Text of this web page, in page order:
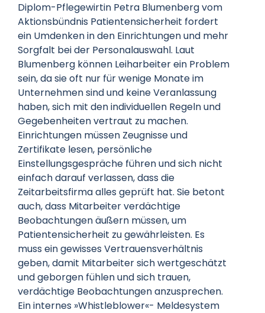
Diplom-Pflegewirtin Petra Blumenberg vom
Aktionsbündnis Patientensicherheit fordert
ein Umdenken in den Einrichtungen und mehr
Sorgfalt bei der Personalauswahl. Laut
Blumenberg können Leiharbeiter ein Problem
sein, da sie oft nur für wenige Monate im
Unternehmen sind und keine Veranlassung
haben, sich mit den individuellen Regeln und
Gegebenheiten vertraut zu machen.
Einrichtungen müssen Zeugnisse und
Zertifikate lesen, persönliche
Einstellungsgespräche führen und sich nicht
einfach darauf verlassen, dass die
Zeitarbeitsfirma alles geprüft hat. Sie betont
auch, dass Mitarbeiter verdächtige
Beobachtungen äußern müssen, um
Patientensicherheit zu gewährleisten. Es
muss ein gewisses Vertrauensverhältnis
geben, damit Mitarbeiter sich wertgeschätzt
und geborgen fühlen und sich trauen,
verdächtige Beobachtungen anzusprechen.
Ein internes »Whistleblower«- Meldesystem